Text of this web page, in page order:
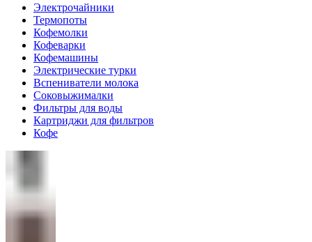
Электрочайники
Термопоты
Кофемолки
Кофеварки
Кофемашины
Электрические турки
Вспениватели молока
Соковыжималки
Фильтры для воды
Картриджи для фильтров
Кофе